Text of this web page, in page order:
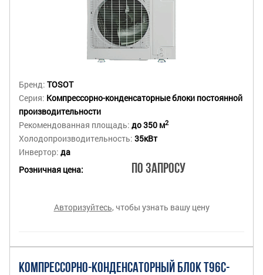
Бренд: TOSOT
Серия: Компрессорно-конденсаторные блоки постоянной
производительности
Рекомендованная площадь: до 350 м2
Холодопроизводительность: 35кВт
Инвертор: да
Розничная цена:
По запросу
Авторизуйтесь, чтобы узнать вашу цену
КОМПРЕССОРНО-КОНДЕНСАТОРНЫЙ БЛОК T96C-